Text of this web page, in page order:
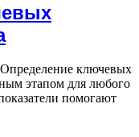
ключевых
этапом для любого
помогают